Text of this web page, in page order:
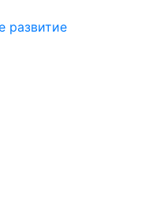
развитие